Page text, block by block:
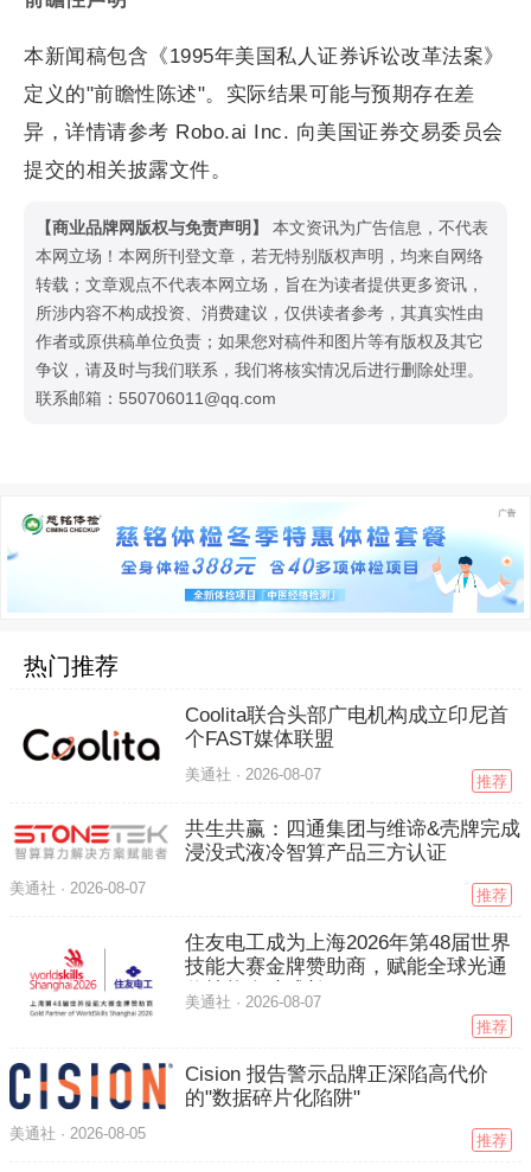
本新闻稿包含《1995年美国私人证券诉讼改革法案》
定义的"前瞻性陈述"。实际结果可能与预期存在差
异，详情请参考 Robo.ai Inc. 向美国证券交易委员会
提交的相关披露文件。
【商业品牌网版权与免责声明】
本文资讯为广告信息，不代表
本网立场！本网所刊登文章，若无特别版权声明，均来自网络
转载；文章观点不代表本网立场，旨在为读者提供更多资讯，
所涉内容不构成投资、消费建议，仅供读者参考，其真实性由
作者或原供稿单位负责；如果您对稿件和图片等有版权及其它
争议，请及时与我们联系，我们将核实情况后进行删除处理。
联系邮箱：550706011@qq.com
热门推荐
Coolita联合头部广电机构成立印尼首
个FAST媒体联盟
美通社 · 2026-08-07 推荐
共生共赢：四通集团与维谛&壳牌完成
浸没式液冷智算产品三方认证
美通社 · 2026-08-07 推荐
住友电工成为上海2026年第48届世界
技能大赛金牌赞助商，赋能全球光通
信技能人才成长
美通社 · 2026-08-07
推荐
Cision 报告警示品牌正深陷高代价
的"数据碎片化陷阱"
美通社 · 2026-08-05 推荐